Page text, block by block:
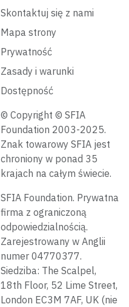
Skontaktuj się z nami
Mapa strony
Prywatność
Zasady i warunki
Dostępność
© Copyright © SFIA
Foundation 2003-2025.
Znak towarowy SFIA jest
chroniony w ponad 35
krajach na całym świecie.
SFIA Foundation. Prywatna
firma z ograniczoną
odpowiedzialnością.
Zarejestrowany w Anglii
numer 04770377.
Siedziba: The Scalpel,
18th Floor, 52 Lime Street,
London EC3M 7AF, UK (nie